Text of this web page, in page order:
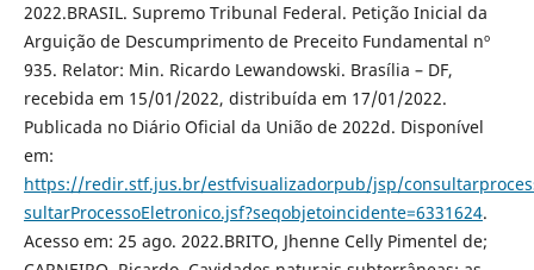
2022.BRASIL. Supremo Tribunal Federal. Petição Inicial da
Arguição de Descumprimento de Preceito Fundamental nº
935. Relator: Min. Ricardo Lewandowski. Brasília – DF,
recebida em 15/01/2022, distribuída em 17/01/2022.
Publicada no Diário Oficial da União de 2022d. Disponível
em:
https://redir.stf.jus.br/estfvisualizadorpub/jsp/
sultarProcessoEletronico.jsf?seqobjetoincidente=6331624.
Acesso em: 25 ago. 2022.BRITO, Jhenne Celly Pimentel de;